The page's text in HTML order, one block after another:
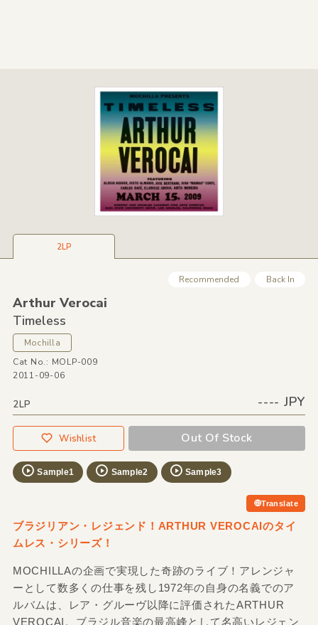
2LP
Recommended Back In
Arthur Verocai
Timeless
Mochilla
Cat No.: MOLP-009
2011-09-06
2LP ---- JPY
Wishlist Out Of Stock
Sample1 Sample2 Sample3
Translate
ブラジリアン・レジェンド！ARTHUR VEROCAIのタイ
ムレス・シリーズ！
MOCHILLAの企画で実現した奇跡のライブ！アレンジャ
ーとして数多くの仕事を残し1972年の自身の名義でのア
ルバムは、レア・グルーヴ以降に評価されたARTHUR
VEROCAI。ブラジル音楽の最高峰として名高いレジェン